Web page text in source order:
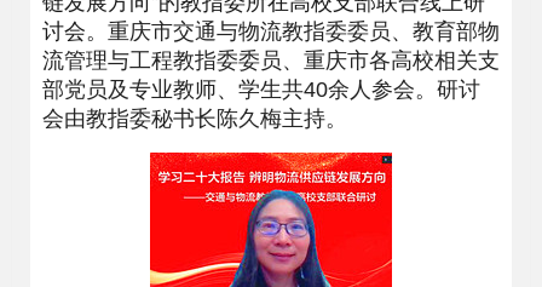
讨会。 重庆市交通与物流教指委委员、教育部物
流管理与工程教指委委员、重庆市各高校相关支
部党员及专业教师、学生共40余人参会。研讨
会由教指委秘书长陈久梅主持。